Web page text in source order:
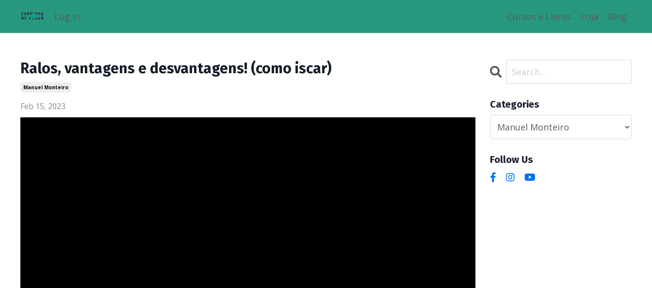
Log In Cursos e Livros Loja Blog
Ralos, vantagens e desvantagens! (como iscar)
Manuel Monteiro
Feb 15, 2023 Categories
Follow Us